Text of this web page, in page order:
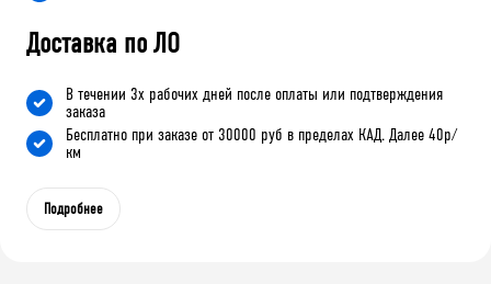
Доставка по ЛО
В течении 3х рабочих дней после оплаты или подтверждения
заказа
Бесплатно при заказе от 30000 руб в пределах КАД. Далее 40р/
км
Подробнее